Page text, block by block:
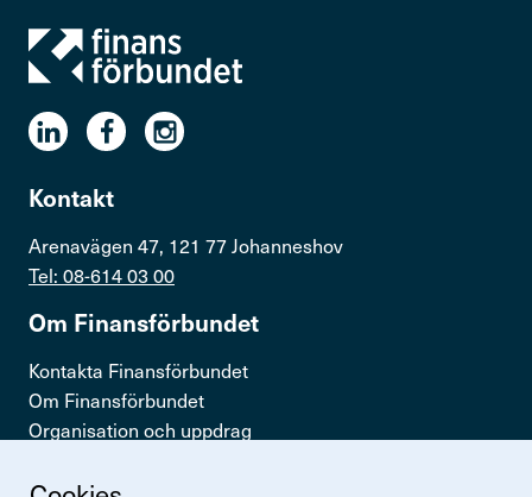
Kontakt
Arenavägen 47, 121 77 Johanneshov
Tel: 08-614 03 00
Om Finans­för­bundet
Kontakta Finansförbundet
Om Finansförbundet
Organisation och uppdrag